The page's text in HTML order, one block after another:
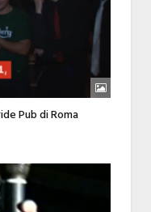
Pub di Roma